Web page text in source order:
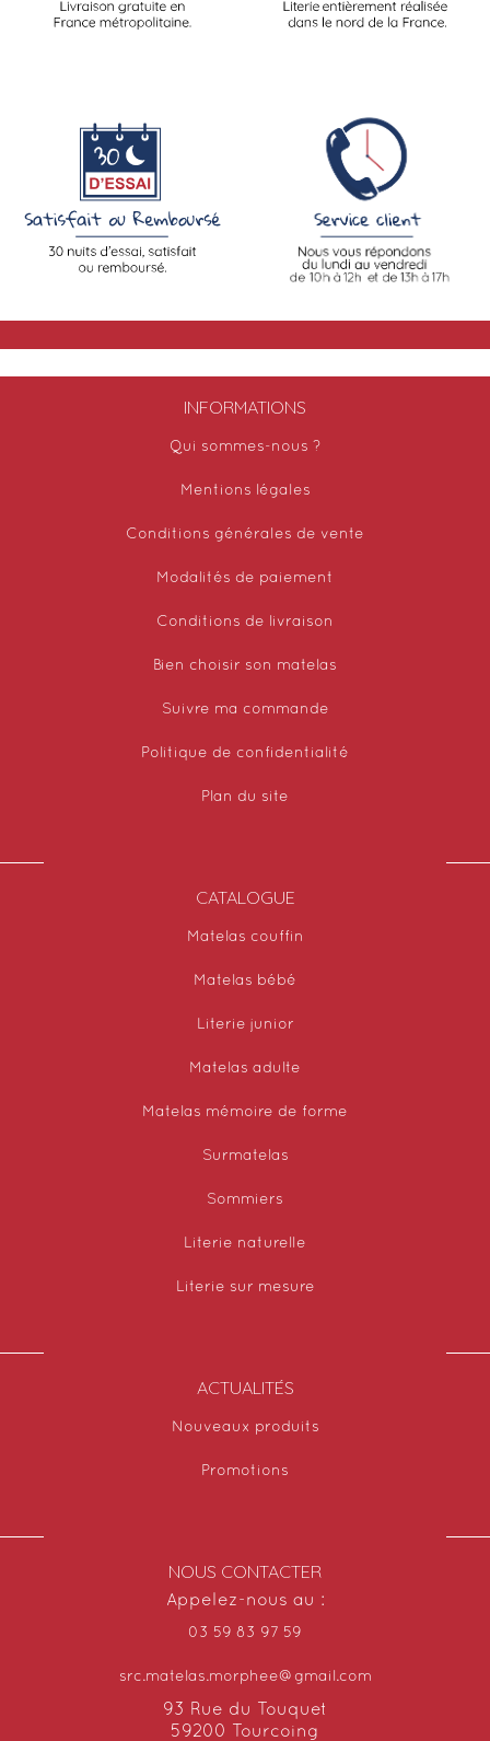
INFORMATIONS
Qui sommes-nous ?
Mentions légales
Conditions générales de vente
Modalités de paiement
Conditions de livraison
Bien choisir son matelas
Suivre ma commande
Politique de confidentialité
Plan du site
CATALOGUE
Matelas couffin
Matelas bébé
Literie junior
Matelas adulte
Matelas mémoire de forme
Surmatelas
Sommiers
Literie naturelle
Literie sur mesure
ACTUALITÉS
Nouveaux produits
Promotions
NOUS CONTACTER
Appelez-nous au :
03 59 83 97 59
src.matelas.morphee@gmail.com
93 Rue du Touquet
59200 Tourcoing